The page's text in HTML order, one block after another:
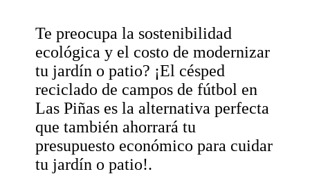
Te preocupa la sostenibilidad
ecológica y el costo de modernizar
tu jardín o patio? ¡El césped
reciclado de campos de fútbol en
Las Piñas es la alternativa perfecta
que también ahorrará tu
presupuesto económico para cuidar
tu jardín o patio!.